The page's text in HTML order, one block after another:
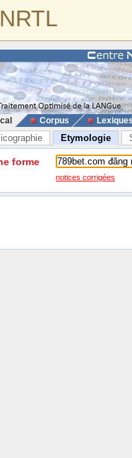
Corpus
Etymologie
forme
notices corrigées